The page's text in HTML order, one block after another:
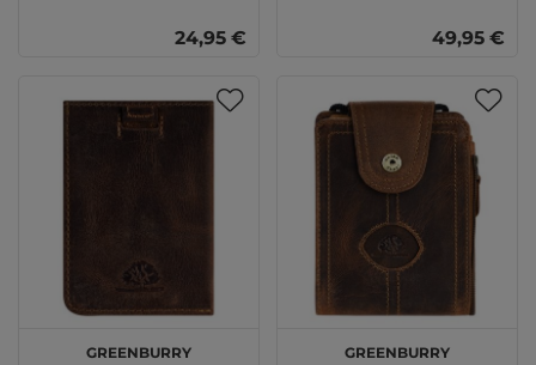
24,95 € 49,95 €
GREENBURRY GREENBURRY